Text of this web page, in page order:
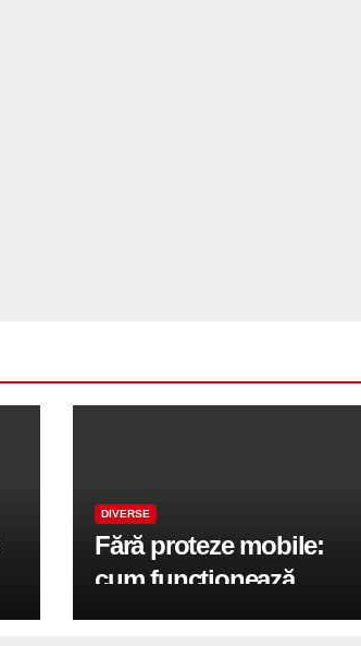
DIVERSE
Fără proteze mobile:
cum funcționează
reabilitarea completă